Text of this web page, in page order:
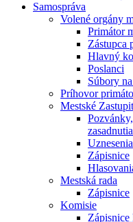
Samospráva
Volené orgány
Primátor
Zástupca
Hlavný
Poslanci
Súbory
Príhovor
Mestské
Uznesenia
Zápisnice
Mestská rada
Zápisnice
Komisie